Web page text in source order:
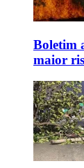
Boletim
maior